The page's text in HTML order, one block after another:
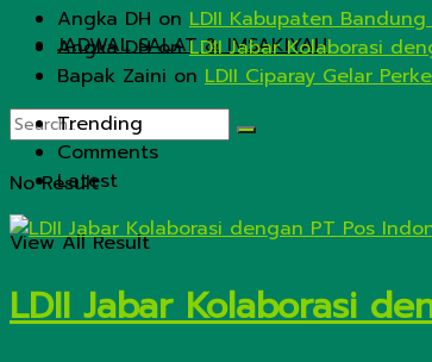
JADWAL SALAT & IMSAKIYAH
No Result
View All Result
Angka DH on LDII Kabupaten
Angka DHonLDII Jabar Kolaborasi
Bapak Zaini on LDII Ciparay Gelar
Trending
Comments
Latest
LDII Jabar Kolaborasi